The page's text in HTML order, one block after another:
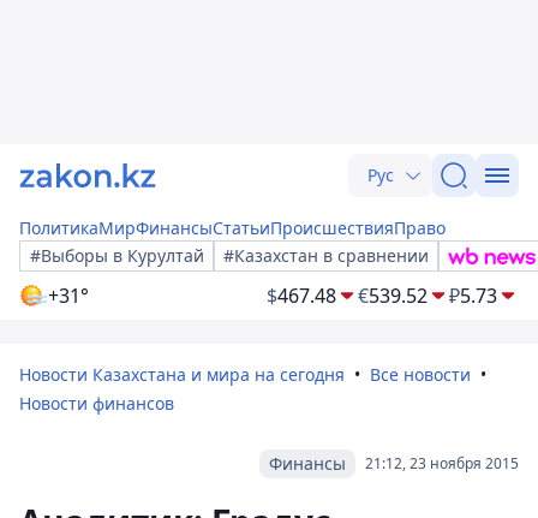
Рус
ПолитикаМирФинансыСтатьиПроисшествияПраво
#Выборы в Курултай
#Казахстан в сравнении
+31° $467.48 €539.52 ₽5.73
Новости Казахстана и мира на сегодня
Все новости
Новости финансов
21:12, 23 ноября 2015
Финансы